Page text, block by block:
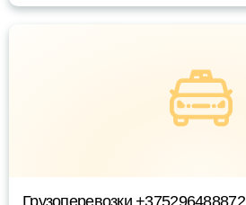
Грузоперевозки +375296488872